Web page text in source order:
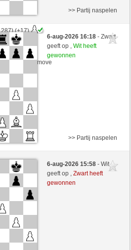
(+17)
(-17)
+ 2 seconds/move
>> Partij naspelen
6-aug-2026 16:18- Zwart
geeft op ,Wit heeft
gewonnen
(-14)
(+14)
+ 7 seconds/move
>> Partij naspelen
6-aug-2026 15:58- Wit
geeft op ,Zwart heeft
gewonnen